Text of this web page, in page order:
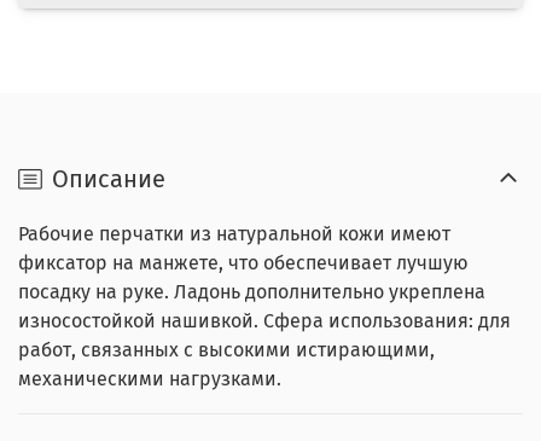
Описание
Рабочие перчатки из натуральной кожи имеют
фиксатор на манжете, что обеспечивает лучшую
посадку на руке. Ладонь дополнительно укреплена
износостойкой нашивкой. Сфера использования: для
работ, связанных с высокими истирающими,
механическими нагрузками.